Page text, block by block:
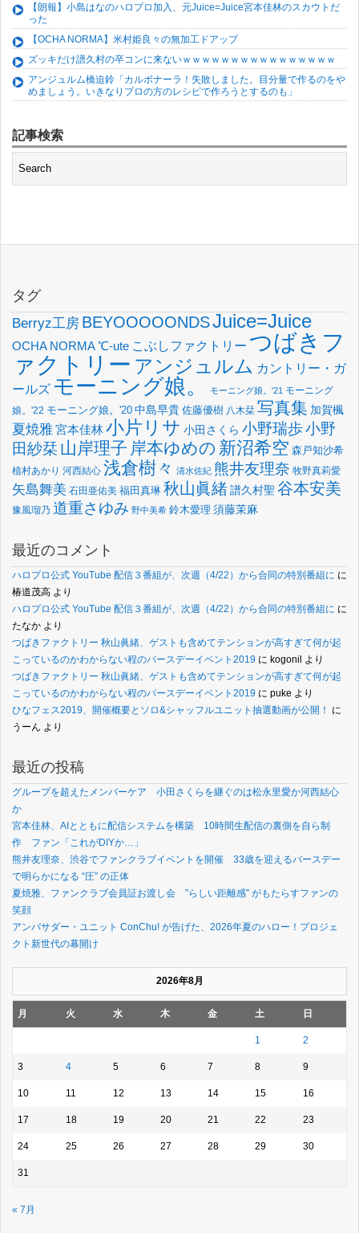
【朗報】小島はなのハロプロ加入、元Juice=Juice宮本佳林のスカウトだ
った
【OCHA NORMA】米村姫良々の無加工ドアップ
ズッキだけ譜久村の卒コンに来ないｗｗｗｗｗｗｗｗｗｗｗｗｗｗｗｗ
アンジュルム橋迫鈴「カルボナーラ！失敗しました。目分量で作るのをや
めましょう。いきなりプロの方のレシピで作ろうとするのも」
記事検索
タグ
Berryz工房 BEYOOOOONDSJuice=Juice
OCHA NORMA℃-ute こぶしファクトリー つばきフ
ァクトリー アンジュルム カントリー・ガ
ールズ モーニング娘。 モーニング娘。'21 モーニング
娘。'22 モーニング娘。'20 中島早貴 佐藤優樹 八木栞 写真集 加賀楓
夏焼雅宮本佳林小片リサ 小田さくら 小野瑞歩小野
田紗栞 山岸理子 岸本ゆめの 新沼希空 森戸知沙希
植村あかり 河西結心 浅倉樹々 清水佐紀 熊井友理奈 牧野真莉愛
矢島舞美 石田亜佑美 福田真琳 秋山眞緒譜久村聖 谷本安美
豫風瑠乃 道重さゆみ 野中美希 鈴木愛理 須藤茉麻
最近のコメント
ハロプロ公式 YouTube 配信３番組が、次週（4/22）から合同の特別番組に に
椿道茂高 より
ハロプロ公式 YouTube 配信３番組が、次週（4/22）から合同の特別番組に に
たなか より
つばきファクトリー 秋山眞緒、ゲストも含めてテンションが高すぎて何が起
こっているのかわからない程のバースデーイベント2019 に kogonil より
つばきファクトリー 秋山眞緒、ゲストも含めてテンションが高すぎて何が起
こっているのかわからない程のバースデーイベント2019 に puke より
ひなフェス2019、開催概要とソロ&シャッフルユニット抽選動画が公開！
に
うーん より
最近の投稿
グループを超えたメンバーケア 小田さくらを継ぐのは松永里愛か河西結心
か
宮本佳林、AIとともに配信システムを構築 10時間生配信の裏側を自ら制
作 ファン「これがDIYか…」
熊井友理奈、渋谷でファンクラブイベントを開催 33歳を迎えるバースデー
で明らかになる “圧” の正体
夏焼雅、ファンクラブ会員証お渡し会 ”らしい距離感” がもたらすファンの
笑顔
アンバサダー・ユニット ConChu! が告げた、2026年夏のハロー！プロジェ
クト新世代の幕開け
2026年8月
月 火 水 木 金 土 日
1 2
3 4 5 6 7 8 9
10 11 12 13 14 15 16
17 18 19 20 21 22 23
24 25 26 27 28 29 30
31
« 7月